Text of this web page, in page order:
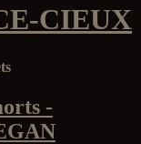
CIEUX
-